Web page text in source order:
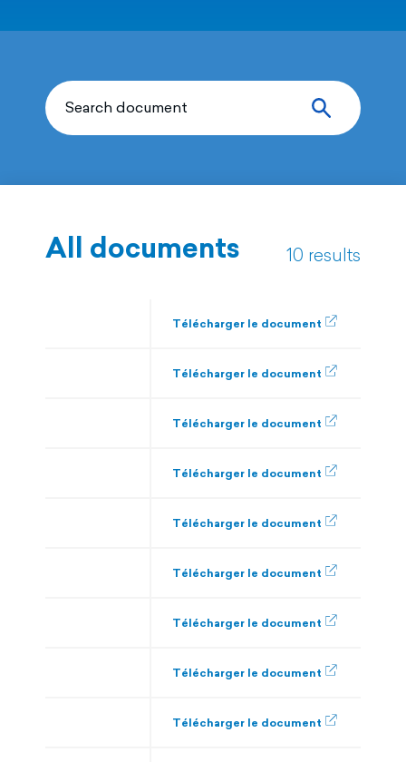
All documents 10 results
Télécharger le document
Télécharger le document
Télécharger le document
Télécharger le document
Télécharger le document
Télécharger le document
Télécharger le document
Télécharger le document
Télécharger le document